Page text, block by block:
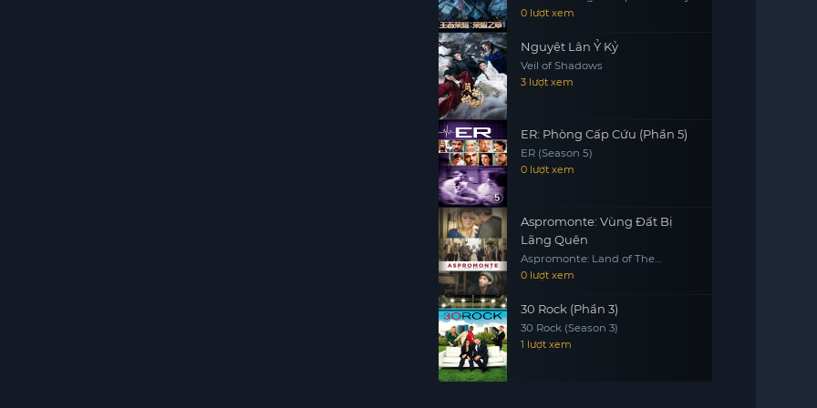
(Season 2)
0 lượt xem
Nguyệt Lân Ỷ Kỷ
Veil of Shadows
3 lượt xem
ER: Phòng Cấp Cứu (Phần 5)
ER (Season 5)
0 lượt xem
Aspromonte: Vùng Đất Bị
Lãng Quên
Aspromonte: Land of The
Forgotten
0 lượt xem
30 Rock (Phần 3)
30 Rock (Season 3)
1 lượt xem